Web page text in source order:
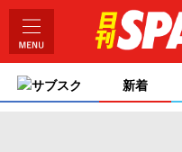
サブスク 新着